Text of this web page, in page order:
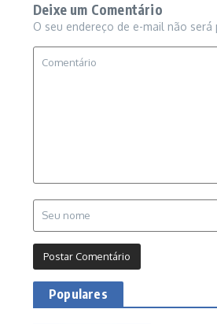
Deixe um Comentário
O seu endereço de e-mail não será
Populares